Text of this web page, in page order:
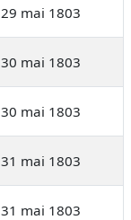
29 mai 1803
30 mai 1803
30 mai 1803
31 mai 1803
31 mai 1803